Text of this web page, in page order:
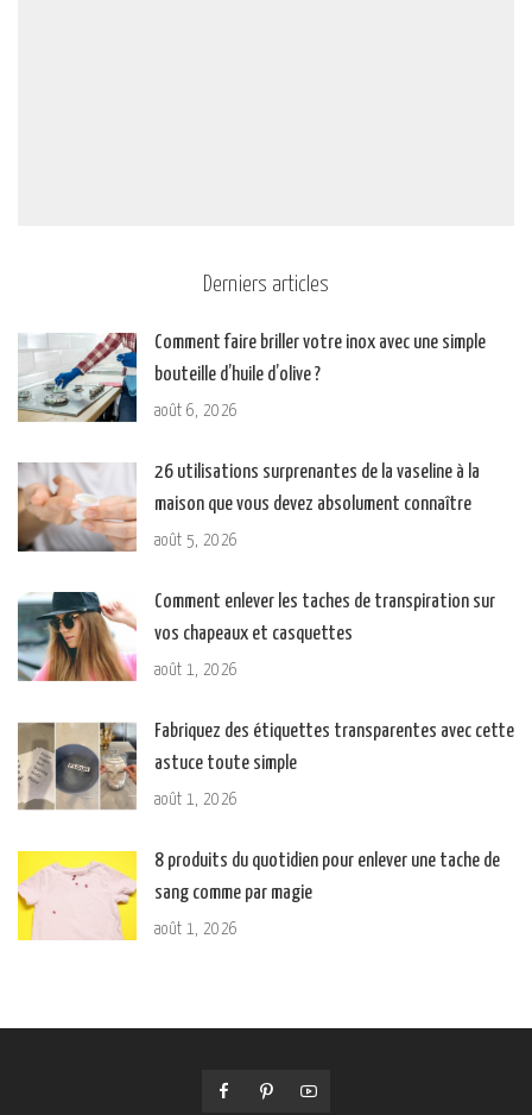
Derniers articles
Comment faire briller votre inox avec une simple
bouteille d’huile d’olive ?
août 6, 2026
26 utilisations surprenantes de la vaseline à la
maison que vous devez absolument connaître
août 5, 2026
Comment enlever les taches de transpiration sur
vos chapeaux et casquettes
août 1, 2026
Fabriquez des étiquettes transparentes avec cette
astuce toute simple
août 1, 2026
8 produits du quotidien pour enlever une tache de
sang comme par magie
août 1, 2026